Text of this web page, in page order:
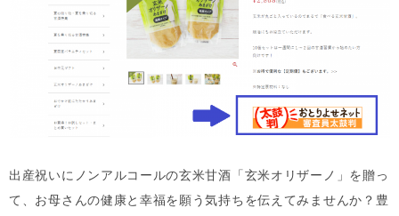
出産祝いにノンアルコールの玄米甘酒「玄米オリザーノ」を贈っ
て、お母さんの健康と幸福を願う気持ちを伝えてみませんか？豊